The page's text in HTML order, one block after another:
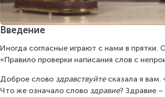
Введение
Иногда согласные играют с нами в прятки.
«Правило проверки написания слов с
Доброе слово здравствуйте сказала я вам.
Что же означало слово здравие? Здравие